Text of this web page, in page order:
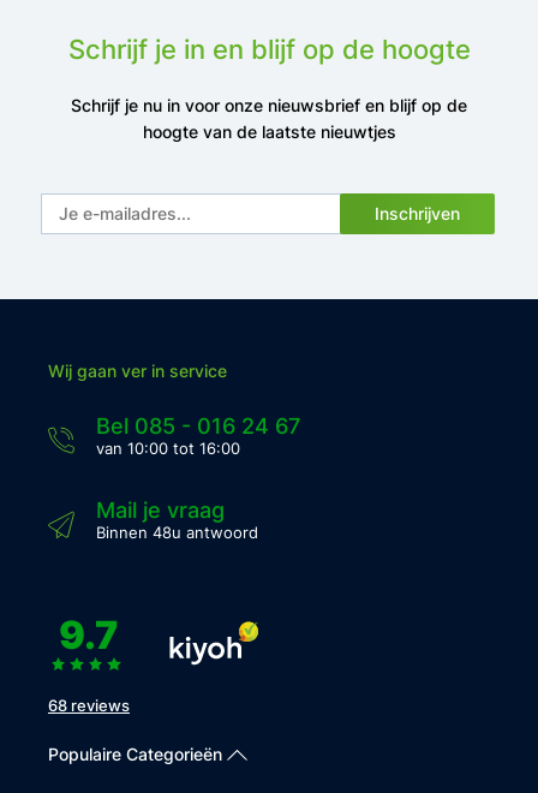
Schrijf je in en blijf op de hoogte
Schrijf je nu in voor onze nieuwsbrief en blijf op de
hoogte van de laatste nieuwtjes
Inschrijven
Wij gaan ver in service
Bel 085 - 016 24 67
van 10:00 tot 16:00
Mail je vraag
Binnen 48u antwoord
9.7
68 reviews
Populaire Categorieën